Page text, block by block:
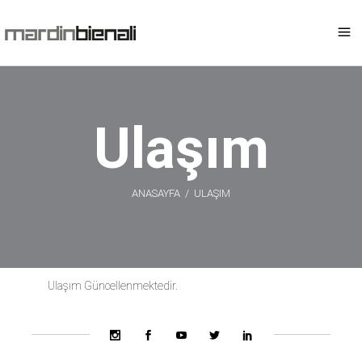
Ulaşım
ANASAYFA / ULAŞIM
Ulaşım Güncellenmektedir.